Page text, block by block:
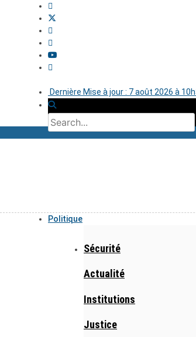
Dernière Mise à jour : 7 août 2026 à
Politique
Sécurité
Actualité
Institutions
Justice